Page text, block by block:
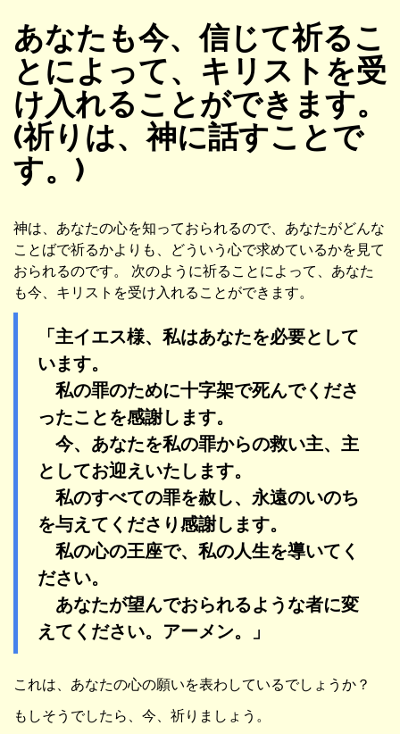
あなたも今、信じて祈るこ
とによって、キリストを受
け入れることができます。
(祈りは、神に話すことで
す。)
神は、あなたの心を知っておられるので、あなたがどんな
ことばで祈るかよりも、どういう心で求めているかを見て
おられるのです。 次のように祈ることによって、あなた
も今、キリストを受け入れることができます。
「主イエス様、私はあなたを必要として
います。
私の罪のために十字架で死んでくださ
ったことを感謝します。
今、あなたを私の罪からの救い主、主
としてお迎えいたします。
私のすべての罪を赦し、永遠のいのち
を与えてくださり感謝します。
私の心の王座で、私の人生を導いてく
ださい。
あなたが望んでおられるような者に変
えてください。アーメン。」
これは、あなたの心の願いを表わしているでしょうか？
もしそうでしたら、今、祈りましょう。